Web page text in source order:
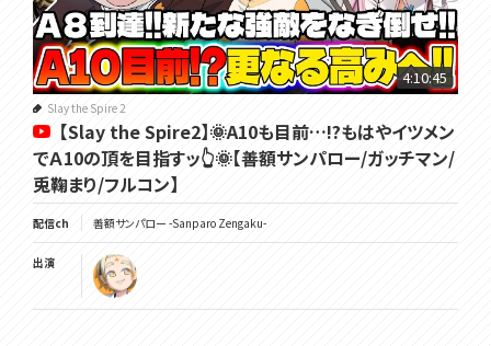
4:10:45
Slay the Spire 2
【Slay the Spire2】🌞A10も目前…!?もはやイツメン
でＡ10の頂を目指すッ👆🌞【善額サンパロー/ガッチマン/
兎鞠まり/フルコン】
配信ch 善額サンパロー -Sanparo Zengaku-
出演